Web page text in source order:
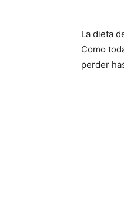
La dieta
Como
perder